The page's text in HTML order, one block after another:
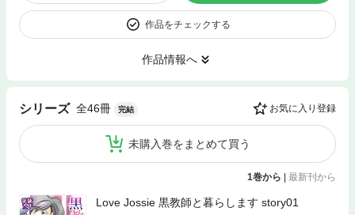
作品をチェックする
作品情報へ
シリーズ 全46冊 完結 お気に入り登録
未購入巻をまとめて買う
1巻から 最新刊から
Love Jossie 黒教師と暮らします story01